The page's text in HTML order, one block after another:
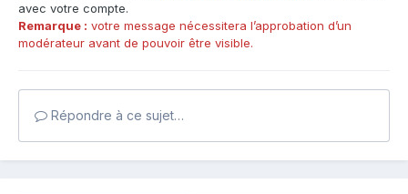
avec votre compte.
Remarque : votre message nécessitera l’approbation d’un
modérateur avant de pouvoir être visible.
Répondre à ce sujet…